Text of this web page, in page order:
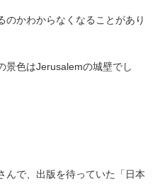
かわからなくなることがあり
景色はJerusalemの城壁でし
んで、出版を待っていた「日本